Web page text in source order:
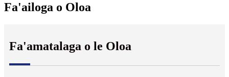
Fa'ailoga o Oloa
Fa'amatalaga o le Oloa